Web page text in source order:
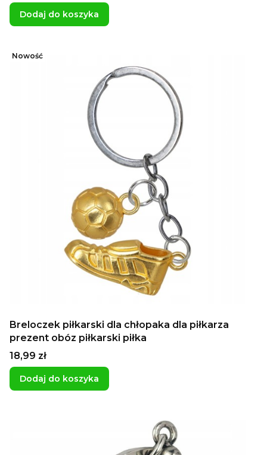
Dodaj do koszyka
Nowość
Breloczek piłkarski dla chłopaka dla piłkarza
prezent obóz piłkarski piłka
Cena
18,99 zł
Dodaj do koszyka